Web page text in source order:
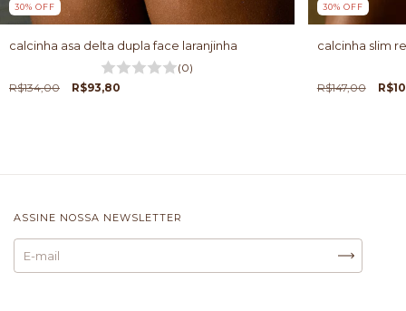
30% OFF
calcinha asa delta dupla face laranjinha
(0)
R$134,00
R$93,80
30% OFF
calcinha slim
R$147,00
ASSINE NOSSA NEWSLETTER